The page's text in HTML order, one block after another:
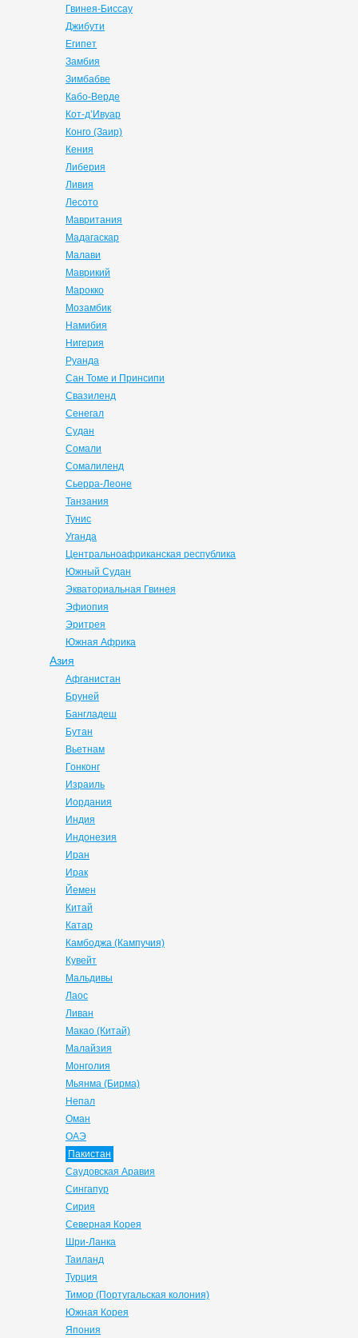
Гвинея-Биссау
Джибути
Египет
Замбия
Зимбабве
Кабо-Верде
Кот-д’Ивуар
Конго (Заир)
Кения
Либерия
Ливия
Лесото
Мавритания
Мадагаскар
Малави
Маврикий
Марокко
Мозамбик
Намибия
Нигерия
Руанда
Сан Томе и Принсипи
Свазиленд
Сенегал
Судан
Сомали
Сомалиленд
Сьерра-Леоне
Танзания
Тунис
Уганда
Центральноафриканская республика
Южный Судан
Экваториальная Гвинея
Эфиопия
Эритрея
Южная Африка
Азия
Афганистан
Бруней
Бангладеш
Бутан
Вьетнам
Гонконг
Израиль
Иордания
Индия
Индонезия
Иран
Ирак
Йемен
Китай
Катар
Камбоджа (Кампучия)
Кувейт
Мальдивы
Лаос
Ливан
Макао (Китай)
Малайзия
Монголия
Мьянма (Бирма)
Непал
Оман
ОАЭ
Пакистан
Саудовская Аравия
Сингапур
Сирия
Северная Корея
Шри-Ланка
Таиланд
Турция
Тимор (Португальская колония)
Южная Корея
Япония